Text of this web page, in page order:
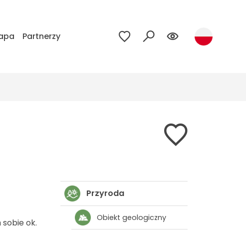
Partnerzy
ok.
Przyroda
Obiekt geologiczny